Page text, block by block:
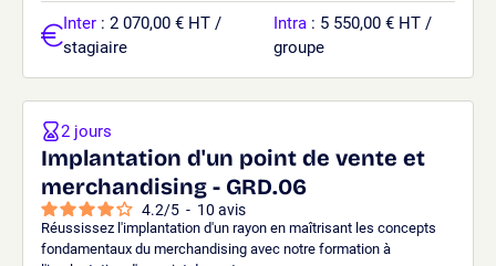
Inter : 2 070,00 € HT /
stagiaire
Intra : 5 550,00 € HT /
groupe
Implantation d'un point de vente et
merchandising - GRD.06
4.2/5 - 10 avis
Réussissez l'implantation d'un rayon en maîtrisant les concepts
fondamentaux du merchandising avec notre formation à
2 jours